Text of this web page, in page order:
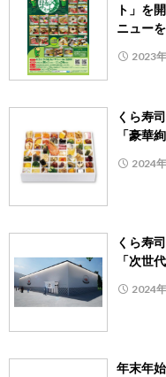
ト」を
ニュー
2023
くら寿
「豪華
2024
くら寿
「次世
2024
年末年